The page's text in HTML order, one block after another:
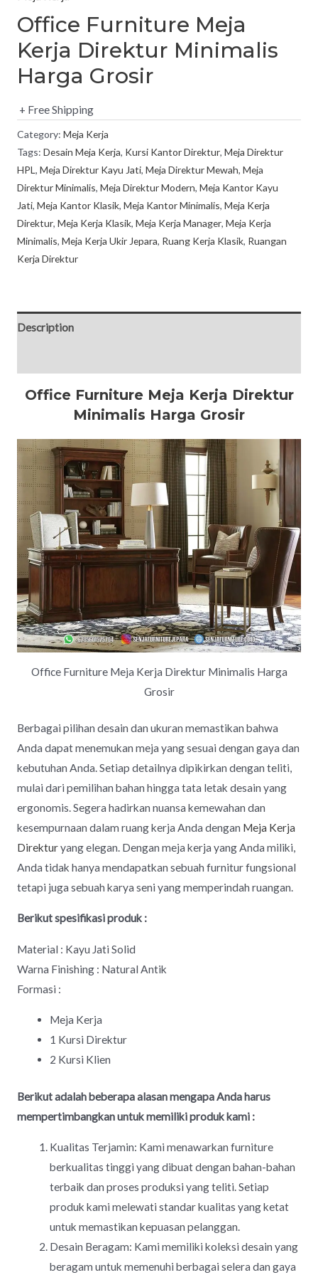
Office Furniture Meja
Kerja Direktur Minimalis
Harga Grosir
+ Free Shipping
Category: Meja Kerja
Tags: Desain Meja Kerja, Kursi Kantor Direktur, Meja Direktur
HPL, Meja Direktur Kayu Jati, Meja Direktur Mewah, Meja
Direktur Minimalis, Meja Direktur Modern, Meja Kantor Kayu
Jati, Meja Kantor Klasik, Meja Kantor Minimalis, Meja Kerja
Direktur, Meja Kerja Klasik, Meja Kerja Manager, Meja Kerja
Minimalis, Meja Kerja Ukir Jepara, Ruang Kerja Klasik, Ruangan
Kerja Direktur
Description
Office Furniture Meja Kerja Direktur
Minimalis Harga Grosir
Office Furniture Meja Kerja Direktur Minimalis Harga
Grosir
Berbagai pilihan desain dan ukuran memastikan bahwa
Anda dapat menemukan meja yang sesuai dengan gaya dan
kebutuhan Anda. Setiap detailnya dipikirkan dengan teliti,
mulai dari pemilihan bahan hingga tata letak desain yang
ergonomis. Segera hadirkan nuansa kemewahan dan
kesempurnaan dalam ruang kerja Anda dengan Meja Kerja
Direkturyang elegan. Dengan meja kerja yang Anda miliki,
Anda tidak hanya mendapatkan sebuah furnitur fungsional
tetapi juga sebuah karya seni yang memperindah ruangan.
Berikut spesifikasi produk :
Material : Kayu Jati Solid
Warna Finishing : Natural Antik
Formasi :
Meja Kerja
1 Kursi Direktur
2 Kursi Klien
Berikut adalah beberapa alasan mengapa Anda harus
mempertimbangkan untuk memiliki produk kami :
Kualitas Terjamin: Kami menawarkan furniture
berkualitas tinggi yang dibuat dengan bahan-bahan
terbaik dan proses produksi yang teliti. Setiap
produk kami melewati standar kualitas yang ketat
untuk memastikan kepuasan pelanggan.
Desain Beragam: Kami memiliki koleksi desain yang
beragam untuk memenuhi berbagai selera dan gaya